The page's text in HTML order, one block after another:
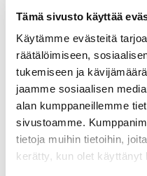
Tämä sivusto käyttää
Käytämme evästeitä
räätälöimiseen,
tukemiseen ja
jaamme sosiaalisen
alan kumppaneillemme
sivustoamme.
tietoja muihin tietoihin,
kerätty, kun olet käyttänyt
mahdollinen viemään
jatkokäytön käytännön
Joskus maanomistajien
eivät kohtaa tai
esimerkiksi alueen
vuoksi. Tällöin
toteutukseen voivat
metsänhoitoyhdistys,
yhdistykset.